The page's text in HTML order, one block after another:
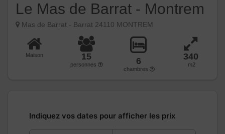
Le Mas de Barrat - Montrem
Mas de Barrat - Barrat 24110 MONTREM
Maison 15
personnes 6
chambres
340
m2
Indiquez vos dates pour afficher les prix